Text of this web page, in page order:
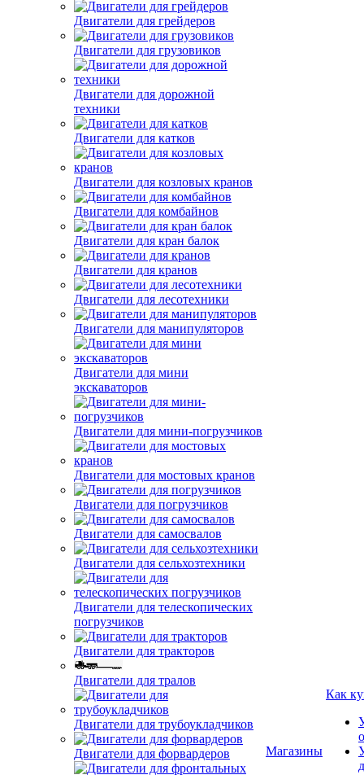
Двигатели для грейдеров
Двигатели для грузовиков
Двигатели для дорожной
техники
Двигатели для катков
Двигатели для козловых кранов
Двигатели для комбайнов
Двигатели для кран балок
Двигатели для кранов
Двигатели для лесотехники
Двигатели для манипуляторов
Двигатели для мини
экскаваторов
Двигатели для мини-погрузчиков
Двигатели для мостовых кранов
Двигатели для погрузчиков
Двигатели для самосвалов
Двигатели для сельхозтехники
Двигатели для телескопических
погрузчиков
Двигатели для тракторов
Двигатели для тралов
Двигатели для трубоукладчиков
Двигатели для форвардеров
Магазины
Как